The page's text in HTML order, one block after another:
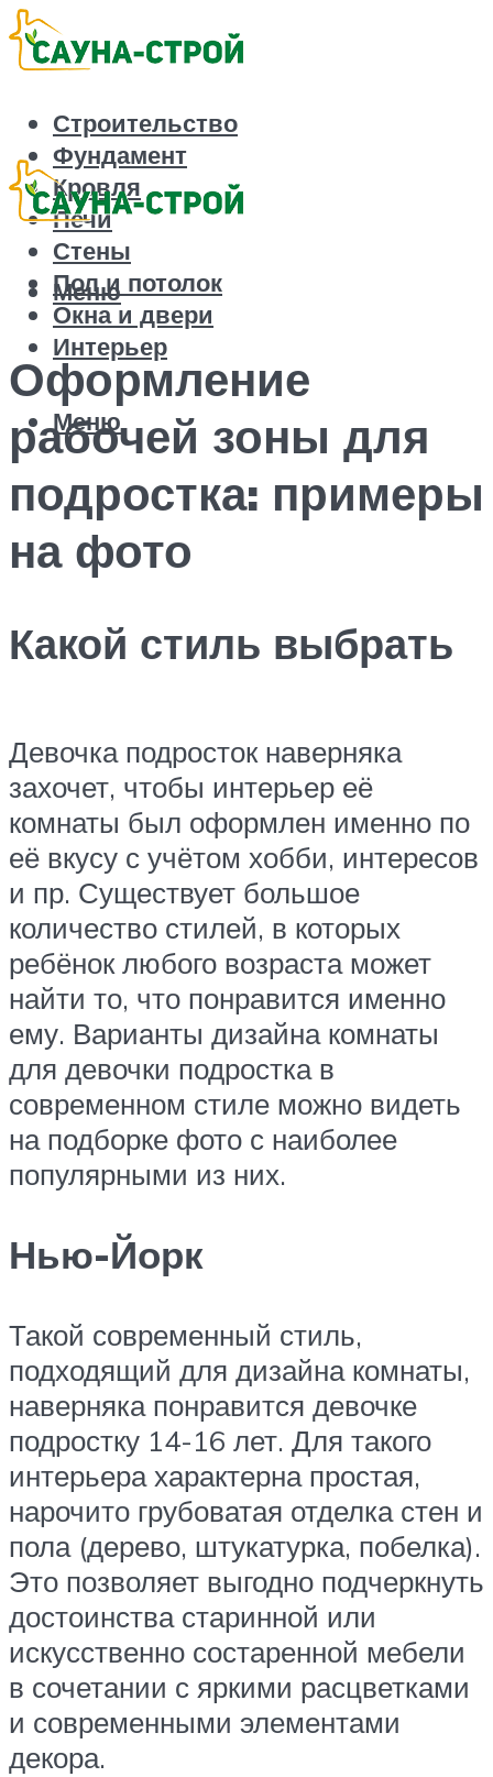
Строительство
Фундамент
Кровля
Печи
Стены
Пол и потолок
Окна и двери
Интерьер
Меню
Меню
Оформление
рабочей зоны для
подростка: примеры
на фото
Какой стиль выбрать
Девочка подросток наверняка
захочет, чтобы интерьер её
комнаты был оформлен именно по
её вкусу с учётом хобби, интересов
и пр. Существует большое
количество стилей, в которых
ребёнок любого возраста может
найти то, что понравится именно
ему. Варианты дизайна комнаты
для девочки подростка в
современном стиле можно видеть
на подборке фото с наиболее
популярными из них.
Нью-Йорк
Такой современный стиль,
подходящий для дизайна комнаты,
наверняка понравится девочке
подростку 14-16 лет. Для такого
интерьера характерна простая,
нарочито грубоватая отделка стен и
пола (дерево, штукатурка, побелка).
Это позволяет выгодно подчеркнуть
достоинства старинной или
искусственно состаренной мебели
в сочетании с яркими расцветками
и современными элементами
декора.